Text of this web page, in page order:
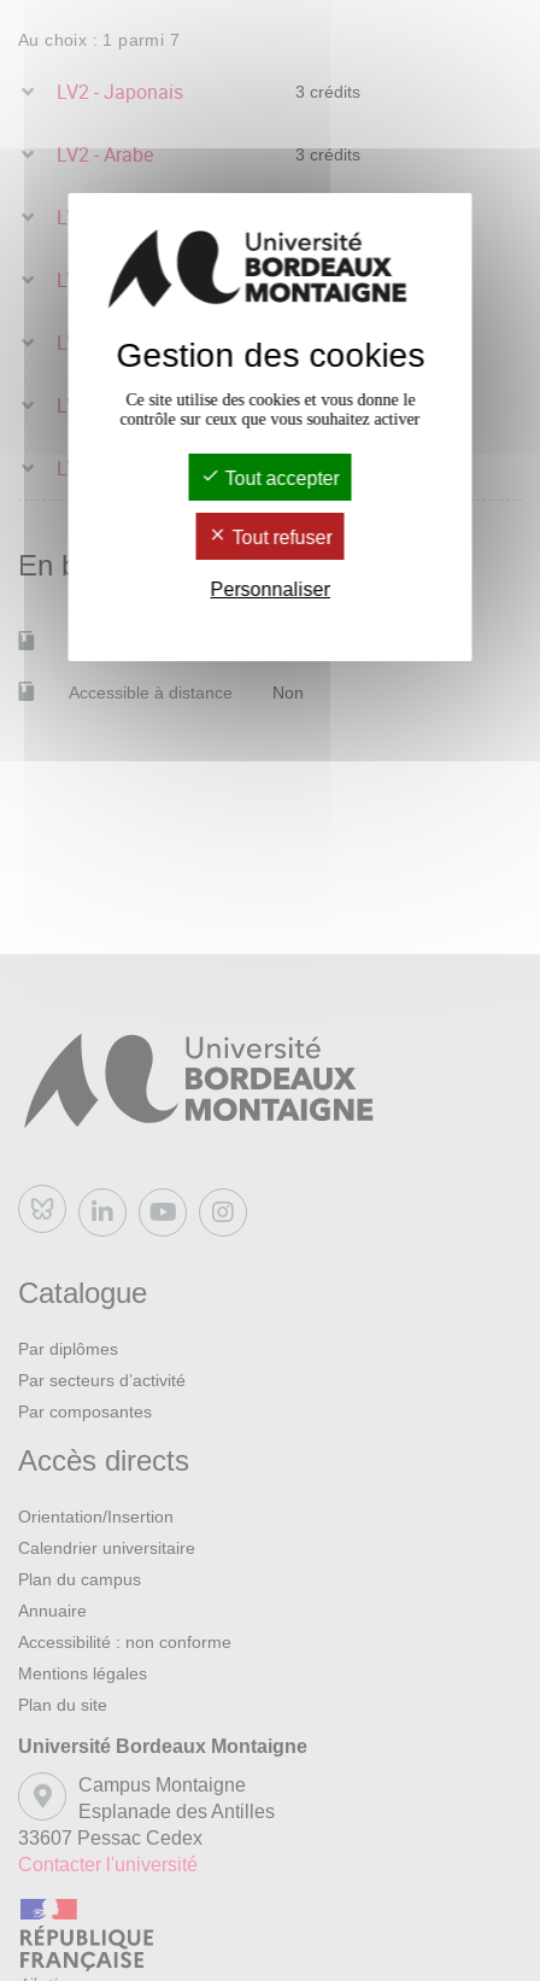
Au choix : 1 parmi 7
LV2 - Japonais 3 crédits
LV2 - Arabe 3 crédits
LV2 - Chinois
LV2 - Coréen 3 crédits
LV2 - Espagnol
LV2 - Portugais 3 crédits
LV2 - Russe 3 crédits
En bref
Accessible à distance Non
Bluesky
Catalogue
Par diplômes
Par secteurs d’activité
Par composantes
Accès directs
Orientation/Insertion
Calendrier universitaire
Plan du campus
Annuaire
Accessibilité : non conforme
Mentions légales
Plan du site
Université Bordeaux Montaigne
Campus Montaigne
Esplanade des Antilles
33607 Pessac Cedex
Contacter l'université
Gestion des cookies
Ce site utilise des cookies et vous donne le
contrôle sur ceux que vous souhaitez activer
Tout accepter
Tout refuser
Personnaliser